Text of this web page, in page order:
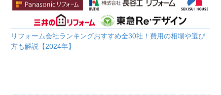
リフォーム会社ランキングおすすめ全30社！費用の相場や選び
方も解説【2024年】